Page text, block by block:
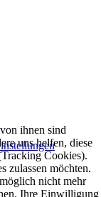
ihnen sind
uns helfen, diese
Cookies).
zulassen möchten.
nicht mehr
Ihre Einwilligung